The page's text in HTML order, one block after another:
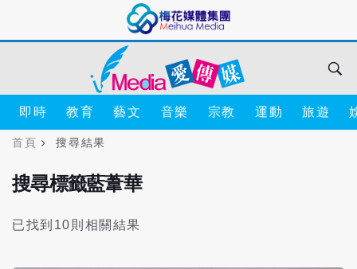
即時 教育 藝文 音樂 宗教 運動 旅遊
首頁 搜尋結果
搜尋標籤藍葦華
已找到10則相關結果